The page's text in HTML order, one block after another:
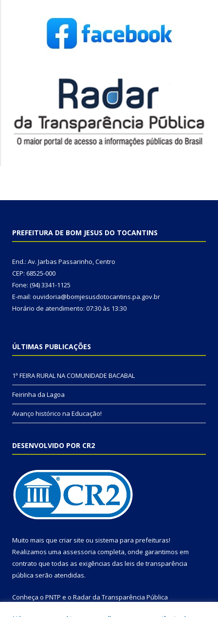
PREFEITURA DE BOM JESUS DO TOCANTINS
End.: Av. Jarbas Passarinho, Centro
CEP: 68525-000
Fone: (94) 3341-1125
E-mail: ouvidoria@bomjesusdotocantins.pa.gov.br
Horário de atendimento: 07:30 às 13:30
ÚLTIMAS PUBLICAÇÕES
1ª FEIRA RURAL NA COMUNIDADE BACABAL
Feirinha da Lagoa
Avanço histórico na Educação!
DESENVOLVIDO POR CR2
Muito mais que criar site ou sistema para prefeituras!
Realizamos uma assessoria completa, onde garantimos em
contrato que todas as exigências das leis de transparência
pública serão atendidas.
Conheça o PNTP e o Radar da Transparência Pública